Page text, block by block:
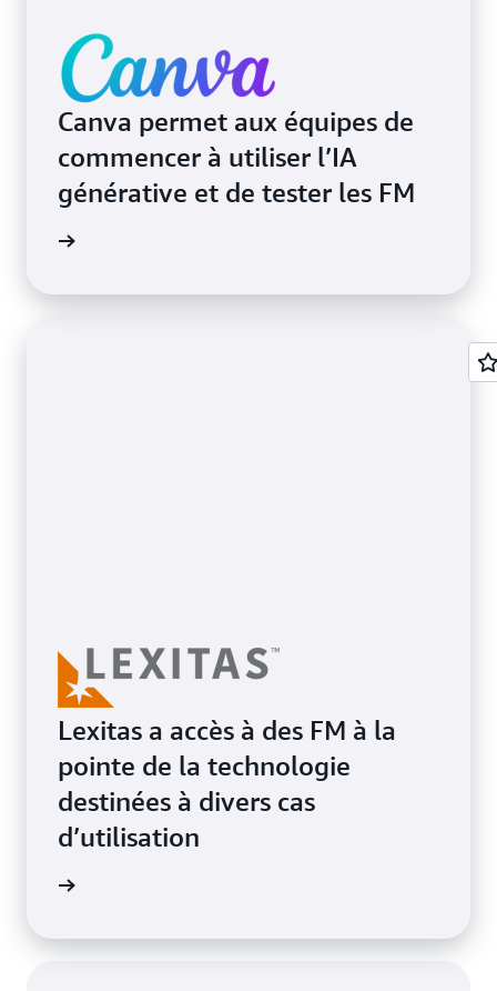
Canva permet aux équipes de
commencer à utiliser l’IA
générative et de tester les FM
Lexitas a accès à des FM à la
pointe de la technologie
destinées à divers cas
d’utilisation